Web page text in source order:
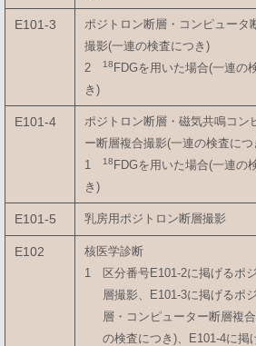
E101-3
ポジトロン断層・コンピュータ
撮影(一連の検査につき)
2
18 FDGを用いた場合(一連の
き)
E101-4
ポジトロン断層・磁気共鳴コン
ー断層複合撮影(一連の検査につ
1
18 FDGを用いた場合(一連の
き)
E101-5 乳房用ポジトロン断層撮影
E102
核医学診断
1 区分番号E101-2に掲げるポ
層撮影、E101-3に掲げるポ
層・コンピューター断層複
の検査につき)、E101-4に掲